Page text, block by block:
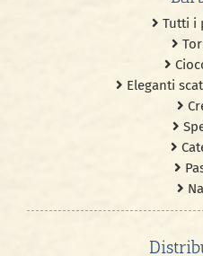
Tutti
Eleganti